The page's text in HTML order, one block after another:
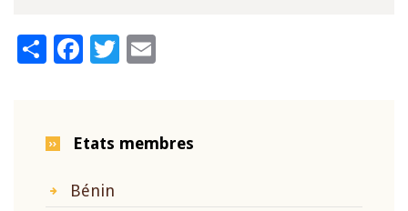
ShareFacebook
Twitter
Etats membres
Bénin